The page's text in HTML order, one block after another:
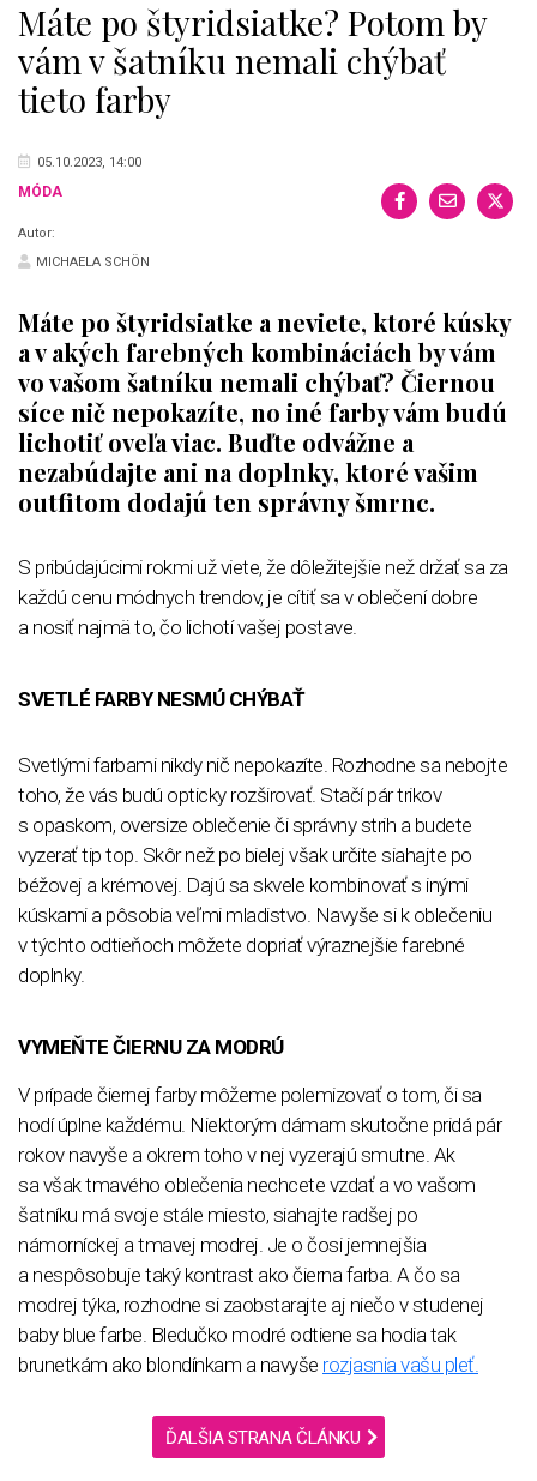
Máte po štyridsiatke? Potom by
vám v šatníku nemali chýbať
tieto farby
05.10.2023, 14:00
MÓDA
Autor:
MICHAELA SCHÖN
Máte po štyridsiatke a neviete, ktoré kúsky
a v akých farebných kombináciách by vám
vo vašom šatníku nemali chýbať? Čiernou
síce nič nepokazíte, no iné farby vám budú
lichotiť oveľa viac. Buďte odvážne a
nezabúdajte ani na doplnky, ktoré vašim
outfitom dodajú ten správny šmrnc.
S pribúdajúcimi rokmi už viete, že dôležitejšie než držať sa za
každú cenu módnych trendov, je cítiť sa v oblečení dobre
a nosiť najmä to, čo lichotí vašej postave.
SVETLÉ FARBY NESMÚ CHÝBAŤ
Svetlými farbami nikdy nič nepokazíte. Rozhodne sa nebojte
toho, že vás budú opticky rozširovať. Stačí pár trikov
s opaskom, oversize oblečenie či správny strih a budete
vyzerať tip top. Skôr než po bielej však určite siahajte po
béžovej a krémovej. Dajú sa skvele kombinovať s inými
kúskami a pôsobia veľmi mladistvo. Navyše si k oblečeniu
v týchto odtieňoch môžete dopriať výraznejšie farebné
doplnky.
VYMEŇTE ČIERNU ZA MODRÚ
V prípade čiernej farby môžeme polemizovať o tom, či sa
hodí úplne každému. Niektorým dámam skutočne pridá pár
rokov navyše a okrem toho v nej vyzerajú smutne. Ak
sa však tmavého oblečenia nechcete vzdať a vo vašom
šatníku má svoje stále miesto, siahajte radšej po
námorníckej a tmavej modrej. Je o čosi jemnejšia
a nespôsobuje taký kontrast ako čierna farba. A čo sa
modrej týka, rozhodne si zaobstarajte aj niečo v studenej
baby blue farbe. Bledučko modré odtiene sa hodia tak
brunetkám ako blondínkam a navyše rozjasnia vašu pleť.
ĎALŠIA STRANA ČLÁNKU